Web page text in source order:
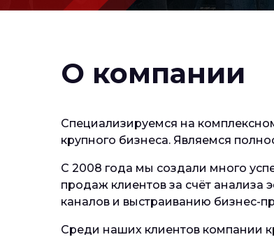
О компании
Специализируемся на
крупного бизнеса. Являемся
C 2008 года мы создали много
продаж клиентов за счёт анализа
каналов и выстраиванию бизнес-
Среди наших клиентов компании